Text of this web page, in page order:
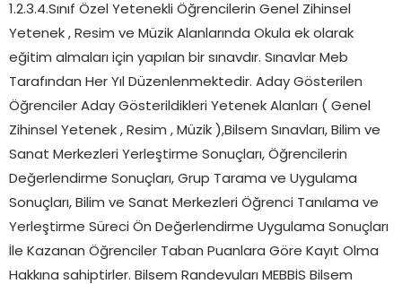
1.2.3.4.Sınıf Özel Yetenekli Öğrencilerin Genel Zihinsel
Yetenek , Resim ve Müzik Alanlarında Okula ek olarak
eğitim almaları için yapılan bir sınavdır. Sınavlar Meb
Tarafından Her Yıl Düzenlenmektedir. Aday Gösterilen
Öğrenciler Aday Gösterildikleri Yetenek Alanları ( Genel
Zihinsel Yetenek , Resim , Müzik ),Bilsem Sınavları, Bilim ve
Sanat Merkezleri Yerleştirme Sonuçları, Öğrencilerin
Değerlendirme Sonuçları, Grup Tarama ve Uygulama
Sonuçları, Bilim ve Sanat Merkezleri Öğrenci Tanılama ve
Yerleştirme Süreci Ön Değerlendirme Uygulama Sonuçları
İle Kazanan Öğrenciler Taban Puanlara Göre Kayıt Olma
Hakkına sahiptirler. Bilsem Randevuları MEBBİS Bilsem